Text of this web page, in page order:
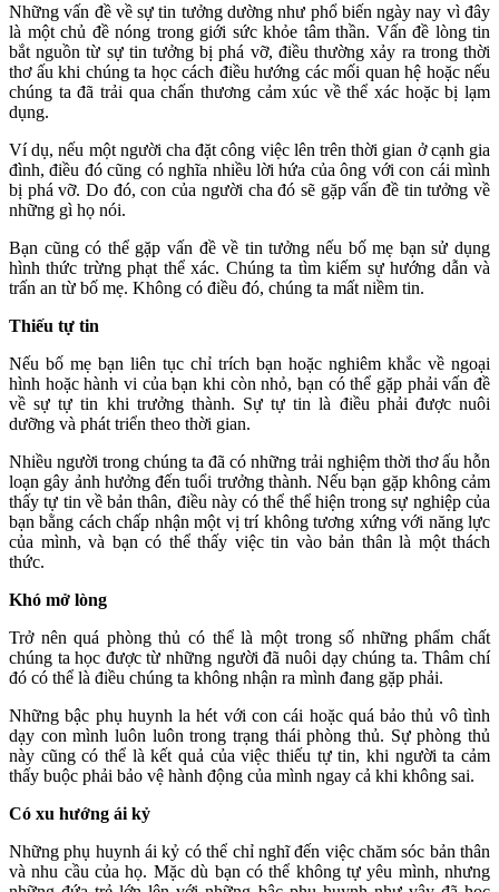
Những vấn đề về sự tin tưởng dường như phổ biến ngày nay vì đây
là một chủ đề nóng trong giới sức khỏe tâm thần. Vấn đề lòng tin
bắt nguồn từ sự tin tưởng bị phá vỡ, điều thường xảy ra trong thời
thơ ấu khi chúng ta học cách điều hướng các mối quan hệ hoặc nếu
chúng ta đã trải qua chấn thương cảm xúc về thể xác hoặc bị lạm
dụng.
Ví dụ, nếu một người cha đặt công việc lên trên thời gian ở cạnh gia
đình, điều đó cũng có nghĩa nhiều lời hứa của ông với con cái mình
bị phá vỡ. Do đó, con của người cha đó sẽ gặp vấn đề tin tưởng về
những gì họ nói.
Bạn cũng có thể gặp vấn đề về tin tưởng nếu bố mẹ bạn sử dụng
hình thức trừng phạt thể xác. Chúng ta tìm kiếm sự hướng dẫn và
trấn an từ bố mẹ. Không có điều đó, chúng ta mất niềm tin.
Thiếu tự tin
Nếu bố mẹ bạn liên tục chỉ trích bạn hoặc nghiêm khắc về ngoại
hình hoặc hành vi của bạn khi còn nhỏ, bạn có thể gặp phải vấn đề
về sự tự tin khi trưởng thành. Sự tự tin là điều phải được nuôi
dưỡng và phát triển theo thời gian.
Nhiều người trong chúng ta đã có những trải nghiệm thời thơ ấu hỗn
loạn gây ảnh hưởng đến tuổi trưởng thành. Nếu bạn gặp không cảm
thấy tự tin về bản thân, điều này có thể thể hiện trong sự nghiệp của
bạn bằng cách chấp nhận một vị trí không tương xứng với năng lực
của mình, và bạn có thể thấy việc tin vào bản thân là một thách
thức.
Khó mở lòng
Trở nên quá phòng thủ có thể là một trong số những phẩm chất
chúng ta học được từ những người đã nuôi dạy chúng ta. Thâm chí
đó có thể là điều chúng ta không nhận ra mình đang gặp phải.
Những bậc phụ huynh la hét với con cái hoặc quá bảo thủ vô tình
dạy con mình luôn luôn trong trạng thái phòng thủ. Sự phòng thủ
này cũng có thể là kết quả của việc thiếu tự tin, khi người ta cảm
thấy buộc phải bảo vệ hành động của mình ngay cả khi không sai.
Có xu hướng ái kỷ
Những phụ huynh ái kỷ có thể chỉ nghĩ đến việc chăm sóc bản thân
và nhu cầu của họ. Mặc dù bạn có thể không tự yêu mình, nhưng